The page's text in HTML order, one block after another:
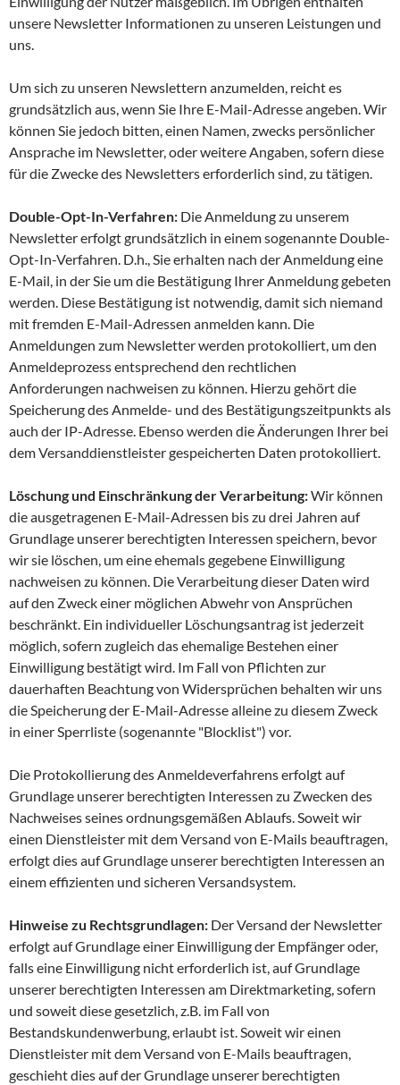
unsere Newsletter Informationen zu unseren Leistungen und
uns.
Um sich zu unseren Newslettern anzumelden, reicht es
grundsätzlich aus, wenn Sie Ihre E-Mail-Adresse angeben. Wir
können Sie jedoch bitten, einen Namen, zwecks persönlicher
Ansprache im Newsletter, oder weitere Angaben, sofern diese
für die Zwecke des Newsletters erforderlich sind, zu tätigen.
Double-Opt-In-Verfahren: Die Anmeldung zu unserem
Newsletter erfolgt grundsätzlich in einem sogenannte Double-
Opt-In-Verfahren. D.h., Sie erhalten nach der Anmeldung eine
E-Mail, in der Sie um die Bestätigung Ihrer Anmeldung gebeten
werden. Diese Bestätigung ist notwendig, damit sich niemand
mit fremden E-Mail-Adressen anmelden kann. Die
Anmeldungen zum Newsletter werden protokolliert, um den
Anmeldeprozess entsprechend den rechtlichen
Anforderungen nachweisen zu können. Hierzu gehört die
Speicherung des Anmelde- und des Bestätigungszeitpunkts als
auch der IP-Adresse. Ebenso werden die Änderungen Ihrer bei
dem Versanddienstleister gespeicherten Daten protokolliert.
Löschung und Einschränkung der Verarbeitung:Wir können
die ausgetragenen E-Mail-Adressen bis zu drei Jahren auf
Grundlage unserer berechtigten Interessen speichern, bevor
wir sie löschen, um eine ehemals gegebene Einwilligung
nachweisen zu können. Die Verarbeitung dieser Daten wird
auf den Zweck einer möglichen Abwehr von Ansprüchen
beschränkt. Ein individueller Löschungsantrag ist jederzeit
möglich, sofern zugleich das ehemalige Bestehen einer
Einwilligung bestätigt wird. Im Fall von Pflichten zur
dauerhaften Beachtung von Widersprüchen behalten wir uns
die Speicherung der E-Mail-Adresse alleine zu diesem Zweck
in einer Sperrliste (sogenannte "Blocklist") vor.
Die Protokollierung des Anmeldeverfahrens erfolgt auf
Grundlage unserer berechtigten Interessen zu Zwecken des
Nachweises seines ordnungsgemäßen Ablaufs. Soweit wir
einen Dienstleister mit dem Versand von E-Mails beauftragen,
erfolgt dies auf Grundlage unserer berechtigten Interessen an
einem effizienten und sicheren Versandsystem.
Hinweise zu Rechtsgrundlagen: Der Versand der Newsletter
erfolgt auf Grundlage einer Einwilligung der Empfänger oder,
falls eine Einwilligung nicht erforderlich ist, auf Grundlage
unserer berechtigten Interessen am Direktmarketing, sofern
und soweit diese gesetzlich, z.B. im Fall von
Bestandskundenwerbung, erlaubt ist. Soweit wir einen
Dienstleister mit dem Versand von E-Mails beauftragen,
geschieht dies auf der Grundlage unserer berechtigten